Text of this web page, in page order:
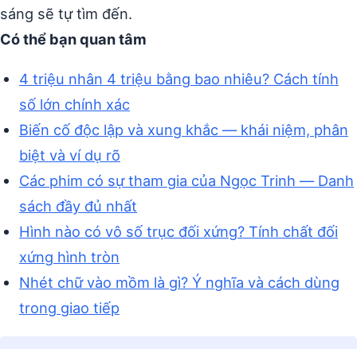
sáng sẽ tự tìm đến.
Có thể bạn quan tâm
4 triệu nhân 4 triệu bằng bao nhiêu? Cách tính
số lớn chính xác
Biến cố độc lập và xung khắc — khái niệm, phân
biệt và ví dụ rõ
Các phim có sự tham gia của Ngọc Trinh — Danh
sách đầy đủ nhất
Hình nào có vô số trục đối xứng? Tính chất đối
xứng hình tròn
Nhét chữ vào mồm là gì? Ý nghĩa và cách dùng
trong giao tiếp